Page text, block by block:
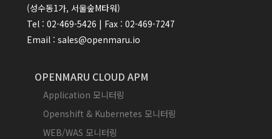
(성수동1가, 서울숲M타워)
Tel : 02-469-5426 | Fax : 02-469-7247
Email : sales@openmaru.io
OPENMARU CLOUD APM
Application 모니터링
Openshift & Kubernetes 모니터링
WEB/WAS 모니터링